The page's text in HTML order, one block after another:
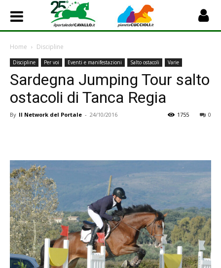
Home Discipline
Discipline Per voi Eventi e manifestazioni Salto ostacoli Varie
Sardegna Jumping Tour salto
ostacoli di Tanca Regia
By Il Network del Portale - 24/10/2016 0
1755